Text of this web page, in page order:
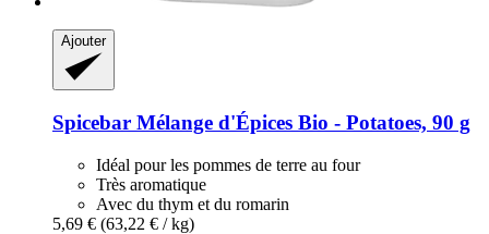
Ajouter
Spicebar Mélange d'Épices Bio -​ Potatoes, 90 g
Idéal pour les pommes de terre au four
Très aromatique
Avec du thym et du romarin
5,69 € (63,22 € / kg)